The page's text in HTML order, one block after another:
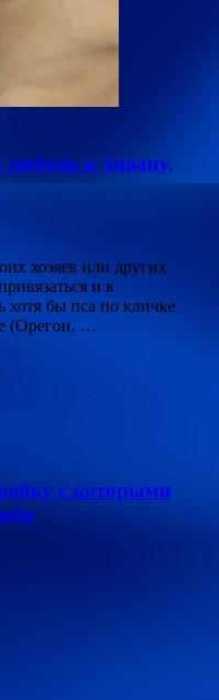
к дивану,
хозяев или других
и к
бы пса по кличке
(Орегон, …
с которыми